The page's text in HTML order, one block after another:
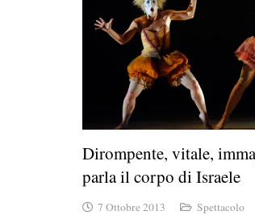
Dirompente, vitale,
parla il corpo di Israele
7 Ottobre 2013 Spettacolo